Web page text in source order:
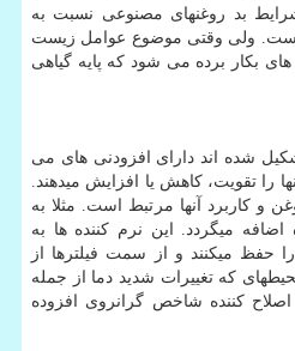
بد روغنهای مصنوعی نسبت به
است. ولی وقتی موضوع عوامل زیست
بکار برده می شود که پایه گیاهی
شده اند دارای افزودنی های می
را تقویت، کاهش یا افزایش میدهند.
و کاربرد آنها مرتبط است. مثلا به
میگردد. این نرم کننده ها به
حفظ میکنند و از سمت فیلترها از
که تغییرات شدید دما از جمله
کننده شاخص گرانروی افزوده